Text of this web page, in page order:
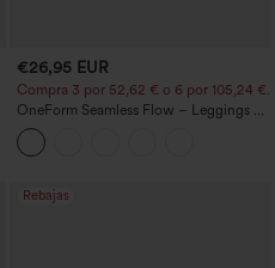
€26,95 EUR
Compra 3 por 52,62 € o 6 por 105,24 €.
OneForm Seamless Flow – Leggings de
yoga sin costuras, tiro medio, control de
abdomen y realce de glúteos
Rebajas